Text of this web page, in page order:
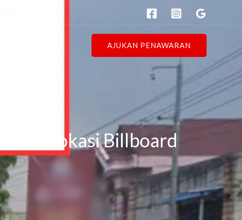
AJUKAN PENAWARAN
Titik Lokasi Billboard